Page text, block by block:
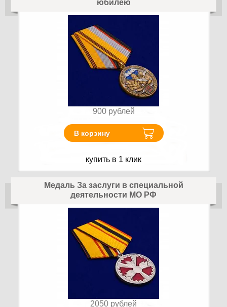
юбилею
900 рублей
В корзину
купить в 1 клик
Медаль За заслуги в специальной
деятельности МО РФ
2050 рублей